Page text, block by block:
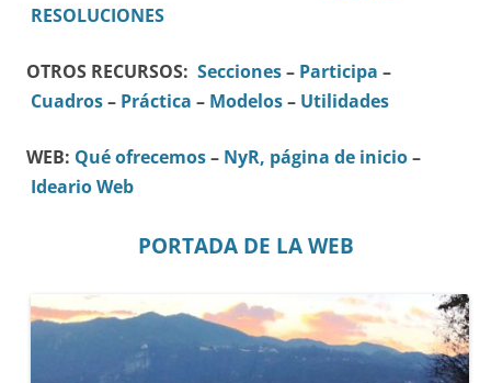
RESOLUCIONES
OTROS RECURSOS: Secciones– Participa –
Cuadros– Práctica – Modelos– Utilidades
WEB: Qué ofrecemos– NyR, página de inicio–
Ideario Web
PORTADA DE LA WEB